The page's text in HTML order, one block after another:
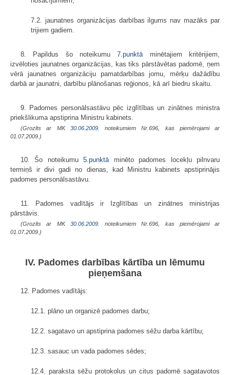
7.2. jaunatnes organizācijas darbības ilgums nav mazāks par
trijiem gadiem.
8. Papildus šo noteikumu7.punktā minētajiem kritērijiem,
izvēloties jaunatnes organizācijas, kas tiks pārstāvētas padomē, ņem
vērā jaunatnes organizāciju pamatdarbības jomu, mērķu dažādību
darbā ar jaunatni, darbību plānošanas reģionos, kā arī biedru skaitu.
9. Padomes personālsastāvu pēc izglītības un zinātnes ministra
priekšlikuma apstiprina Ministru kabinets.
(Grozīts ar MK 30.06.2009.
noteikumiem Nr.696, kas piemērojami ar
01.07.2009.)
10. Šo noteikumu5.punktā minēto padomes locekļu pilnvaru
termiņš ir divi gadi no dienas, kad Ministru kabinets apstiprinājis
padomes personāl­sastāvu.
11. Padomes vadītājs ir Izglītības un zinātnes ministrijas
pārstāvis.
(Grozīts ar MK 30.06.2009.
noteikumiem Nr.696, kas piemērojami ar
01.07.2009.)
IV. Padomes darbības kārtība un lēmumu
pieņemšana
12. Padomes vadītājs:
12.1. plāno un organizē padomes darbu;
12.2. sagatavo un apstiprina padomes sēžu darba kārtību;
12.3. sasauc un vada padomes sēdes;
12.4. paraksta sēžu protokolus un citus padomē sagatavotos